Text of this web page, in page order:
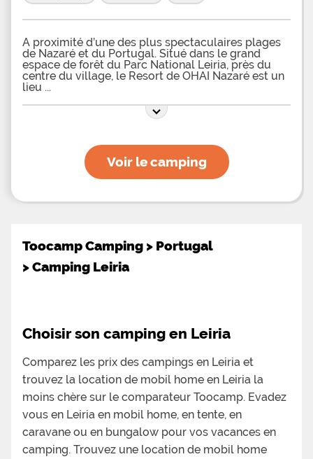
À proximité d’une des plus spectaculaires plages
de Nazaré et du Portugal. Situé dans le grand
espace de forêt du Parc National Leiria, près du
centre du village, le Resort de OHAI Nazaré est un
lieu
Voir le camping
Toocamp Camping > Portugal
>Camping Leiria
Choisir son camping en Leiria
Comparez les prix des campings en Leiria et
trouvez la location de mobil home en Leiria la
moins chère sur le comparateur Toocamp. Evadez
vous en Leiria en mobil home, en tente, en
caravane ou en bungalow pour vos vacances en
camping. Trouvez une location de mobil home